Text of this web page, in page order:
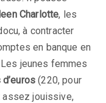
Charlotte, les
à contracter
en banque en
jeunes femmes
(220, pour
assez jouissive,